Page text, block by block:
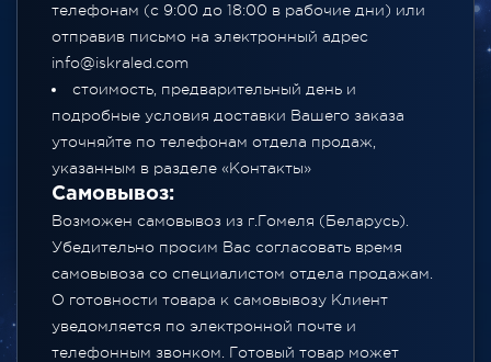
телефонам (с 9:00 до 18:00 в рабочие дни) или
отправив письмо на электронный адрес
info@iskraled.com
стоимость, предварительный день и
подробные условия доставки Вашего заказа
уточняйте по телефонам отдела продаж,
указанным в разделе «Контакты»
Самовывоз:
Возможен самовывоз из г.Гомеля (Беларусь).
Убедительно просим Вас согласовать время
самовывоза со специалистом отдела продажам.
О готовности товара к самовывозу Клиент
уведомляется по электронной почте и
телефонным звонком. Готовый товар может